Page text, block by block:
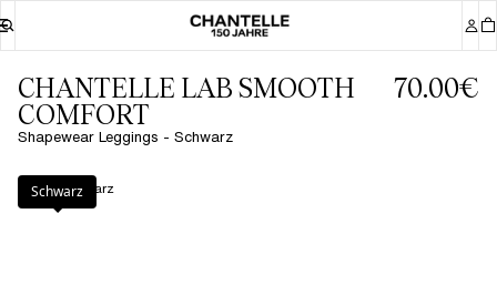
CHANTELLE LAB SMOOTH
COMFORT
Shapewear Leggings - Schwarz
70.00€
Farbe: Schwarz
Schwarz